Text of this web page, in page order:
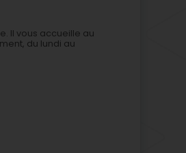
Il vous accueille au
du lundi au